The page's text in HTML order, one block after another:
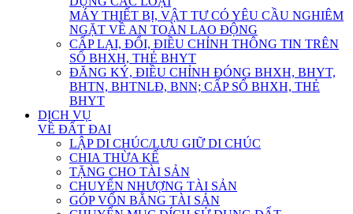
MÁY THIẾT BỊ, VẬT TƯ CÓ YÊU CẦU NGHIÊM
NGẶT VỀ AN TOÀN LAO ĐỘNG
CẤP LẠI, ĐỔI, ĐIỀU CHỈNH THÔNG TIN TRÊN
SỔ BHXH, THẺ BHYT
ĐĂNG KÝ, ĐIỀU CHỈNH ĐÓNG BHXH, BHYT,
BHTN, BHTNLĐ, BNN; CẤP SỔ BHXH, THẺ
BHYT
DỊCH VỤ
VỀ ĐẤT ĐAI
LẬP DI CHÚC/LƯU GIỮ DI CHÚC
CHIA THỪA KẾ
TẶNG CHO TÀI SẢN
CHUYỂN NHƯỢNG TÀI SẢN
GÓP VỐN BẰNG TÀI SẢN